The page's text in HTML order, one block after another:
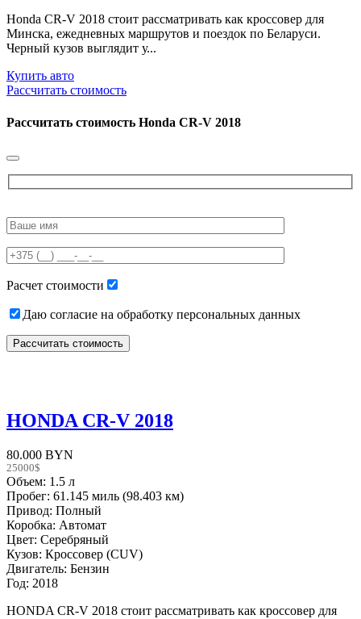
Honda CR-V 2018 стоит рассматривать как кроссовер для
Минска, ежедневных маршрутов и поездок по Беларуси.
Черный кузов выглядит у...
Купить авто
Рассчитать стоимость
Рассчитать стоимость Honda CR-V 2018
leave
field
Расчет стоимости
Даю согласие на обработку персональных данных
HONDA CR-V 2018
80.000 BYN
25000$
Объем: 1.5 л
Пробег: 61.145 миль (98.403 км)
Привод: Полный
Коробка: Автомат
Цвет: Серебряный
Кузов: Кроссовер (CUV)
Двигатель: Бензин
Год: 2018
HONDA CR-V 2018 стоит рассматривать как кроссовер для